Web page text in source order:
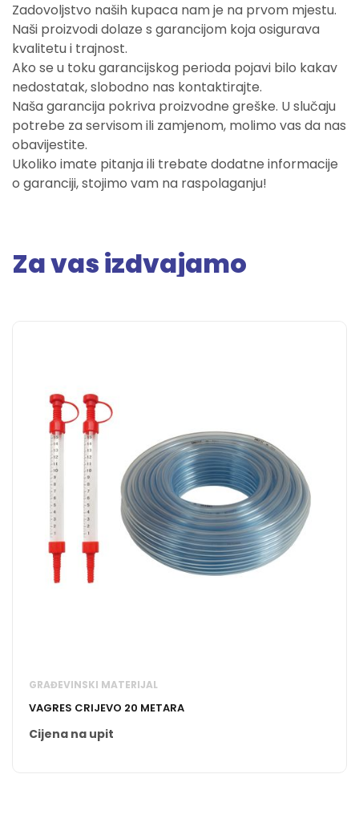
Zadovoljstvo naših kupaca nam je na prvom mjestu.
Naši proizvodi dolaze s garancijom koja osigurava
kvalitetu i trajnost.
Ako se u toku garancijskog perioda pojavi bilo kakav
nedostatak, slobodno nas kontaktirajte.
Naša garancija pokriva proizvodne greške. U slučaju
potrebe za servisom ili zamjenom, molimo vas da nas
obavijestite.
Ukoliko imate pitanja ili trebate dodatne informacije
o garanciji, stojimo vam na raspolaganju!
Za vas izdvajamo
GRAĐEVINSKI MATERIJAL
VAGRES CRIJEVO 20 METARA
Cijena na upit